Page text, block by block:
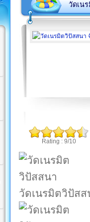
วัดเน
Rating : 9/10
วัดเนรมิตวิปัสส